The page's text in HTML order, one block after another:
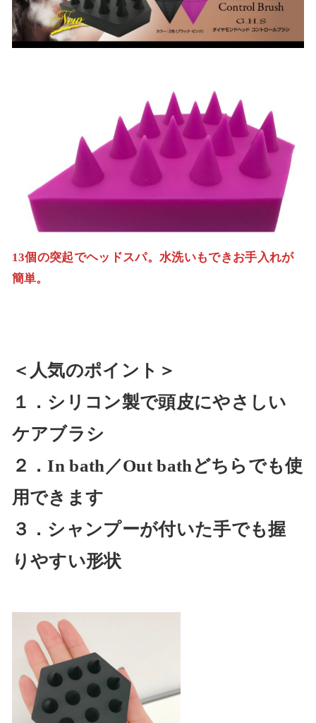
13個の突起でヘッドスパ。水洗いもできお手入れが
簡単。
＜人気のポイント＞
１．シリコン製で頭皮にやさしい
ケアブラシ
２．In bath／Out bathどちらでも使
用できます
３．シャンプーが付いた手でも握
りやすい形状